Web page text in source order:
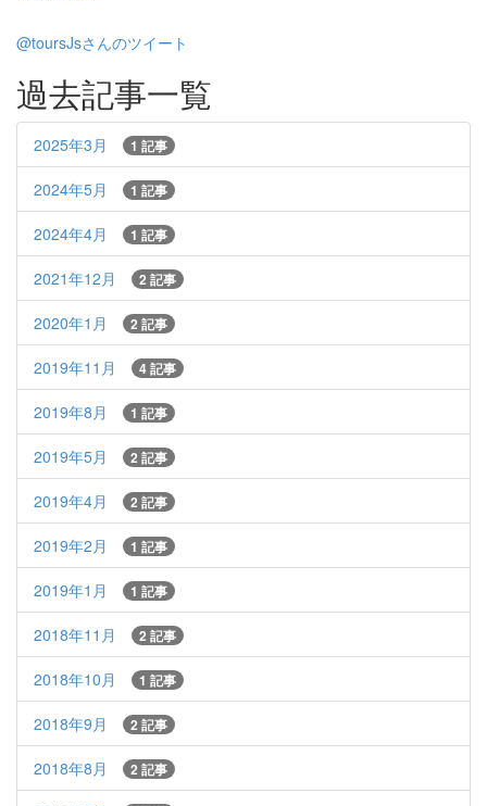
@toursJsさんのツイート
過去記事一覧
2025年3月 1 記事
2024年5月 1 記事
2024年4月 1 記事
2021年12月 2 記事
2020年1月 2 記事
2019年11月 4 記事
2019年8月 1 記事
2019年5月 2 記事
2019年4月 2 記事
2019年2月 1 記事
2019年1月 1 記事
2018年11月 2 記事
2018年10月 1 記事
2018年9月 2 記事
2018年8月 2 記事